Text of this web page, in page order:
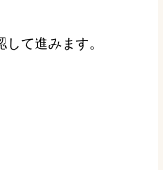
て進みます。